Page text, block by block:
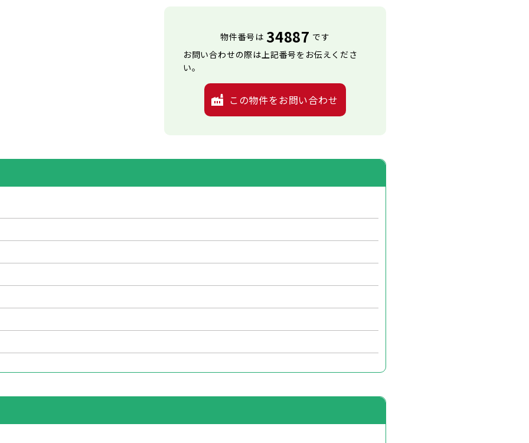
物件番号は 34887 です
お問い合わせの際は上記番号をお伝えくださ
い。
この物件をお問い合わせ